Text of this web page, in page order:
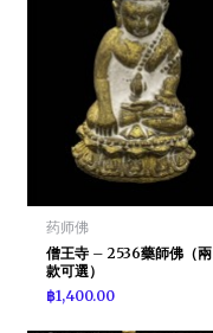
药师佛
僧王寺 – 2536藥師佛（兩
款可選）
฿1,400.00